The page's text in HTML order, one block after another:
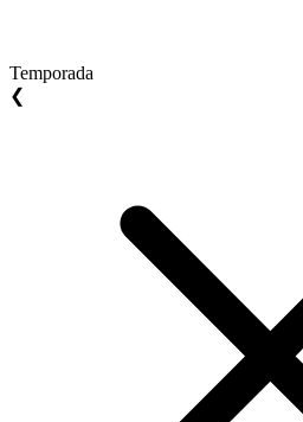
Temporada
❮